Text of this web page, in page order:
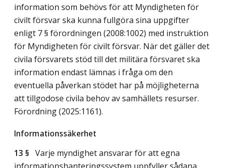
information som behövs för att Myndigheten för
civilt försvar ska kunna fullgöra sina uppgifter
enligt 7 § förordningen (2008:1002) med instruktion
för Myndigheten för civilt försvar. När det gäller det
civila försvarets stöd till det militära försvaret ska
information endast lämnas i fråga om den
eventuella påverkan stödet har på möjligheterna
att tillgodose civila behov av samhällets resurser.
Förordning (2025:1161).
Informationssäkerhet
13 § Varje myndighet ansvarar för att egna